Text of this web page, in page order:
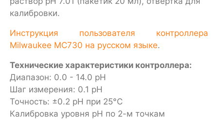
калибровки.
Инструкция пользователя контроллера
Milwaukee MC730 на русском языке.
Технические характеристики контроллера:
Диапазон: 0.0 - 14.0 pH
Шаг измерения: 0.1 pH
Точность: ±0.2 pH при 25°C
Калибровка уровня pH по 2-м точкам